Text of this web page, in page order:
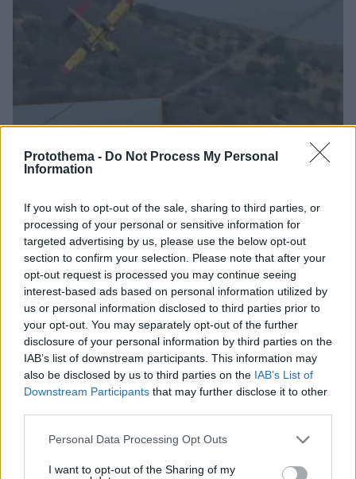
Protothema - Do Not Process My Personal
Information
If you wish to opt-out of the sale, sharing to third parties, or
processing of your personal or sensitive information for
targeted advertising by us, please use the below opt-out
section to confirm your selection. Please note that after your
opt-out request is processed you may continue seeing
interest-based ads based on personal information utilized by
us or personal information disclosed to third parties prior to
your opt-out. You may separately opt-out of the further
disclosure of your personal information by third parties on the
IAB’s list of downstream participants. This information may
also be disclosed by us to third parties on the IAB’s List of
Downstream Participants that may further disclose it to other
Please note that this website/app uses one or more Google
not limited to your visit or usage behaviour. You may click to
Personal Data Processing Opt Outs
I want to opt-out of the Sharing of my
Βίντεο ντοκουμέντο: Η στιγμή που το Canadair συντρίβεται
στην Κάρυστο
25.07.2023, 18:35